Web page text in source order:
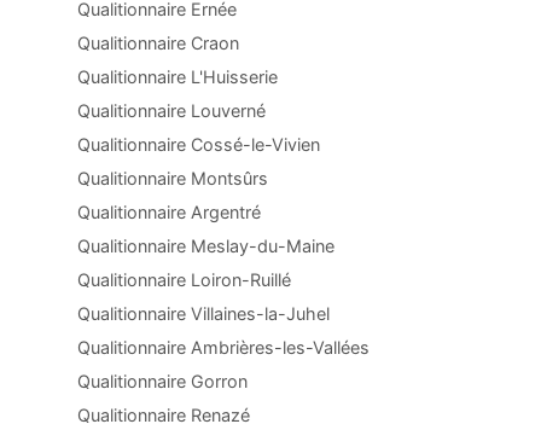
Qualitionnaire Ernée
Qualitionnaire Craon
Qualitionnaire L'Huisserie
Qualitionnaire Louverné
Qualitionnaire Cossé-le-Vivien
Qualitionnaire Montsûrs
Qualitionnaire Argentré
Qualitionnaire Meslay-du-Maine
Qualitionnaire Loiron-Ruillé
Qualitionnaire Villaines-la-Juhel
Qualitionnaire Ambrières-les-Vallées
Qualitionnaire Gorron
Qualitionnaire Renazé